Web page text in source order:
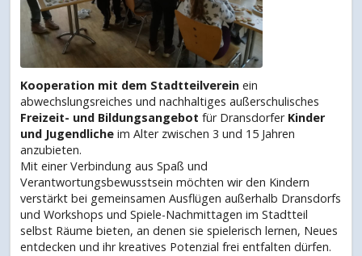
Kooperation mit dem Stadtteilverein ein
abwechslungsreiches und nachhaltiges außerschulisches
Freizeit- und Bildungsangebot für Dransdorfer Kinder
und Jugendliche im Alter zwischen 3 und 15 Jahren
anzubieten.
Mit einer Verbindung aus Spaß und
Verantwortungsbewusstsein möchten wir den Kindern
verstärkt bei gemeinsamen Ausflügen außerhalb Dransdorfs
und Workshops und Spiele-Nachmittagen im Stadtteil
selbst Räume bieten, an denen sie spielerisch lernen, Neues
entdecken und ihr kreatives Potenzial frei entfalten dürfen.